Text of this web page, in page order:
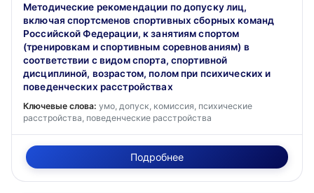
Методические рекомендации по допуску лиц,
включая спортсменов спортивных сборных команд
Российской Федерации, к занятиям спортом
(тренировкам и спортивным соревнованиям) в
соответствии с видом спорта, спортивной
дисциплиной, возрастом, полом при психических и
поведенческих расстройствах
Ключевые слова: умо, допуск, комиссия, психические
расстройства, поведенческие расстройства
Подробнее